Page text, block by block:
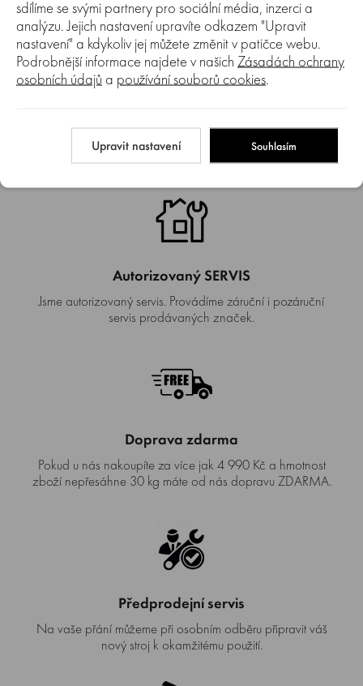
sortiment prohlédnout a nechat si poradit od našich
pracovníků.
Autorizovaný SERVIS
Jsme autorizovaný servis. Provádíme záruční i pozáruční
servis prodávaných značek.
Doprava zdarma
Pokud u nás nakoupíte za více jak 4 990 Kč a hmotnost
zboží nepřesáhne 30 kg máte od nás dopravu ZDARMA.
Předprodejní servis
Na vaše přání můžeme při osobním odběru připravit váš
nový stroj k okamžitému použití.
sdílíme se svými partnery pro sociální média, inzerci a
analýzu. Jejich nastavení upravíte odkazem "Upravit
nastavení" a kdykoliv jej můžete změnit v patičce webu.
Podrobnější informace najdete v našich Zásadách ochrany
osobních údajů a používání souborů cookies.
Upravit nastavení Souhlasím